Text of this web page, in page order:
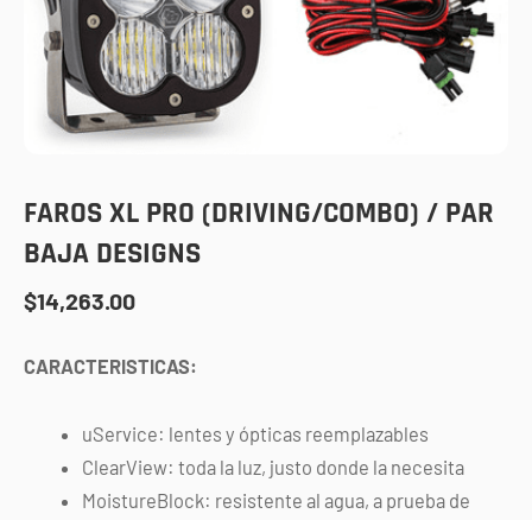
FAROS XL PRO (DRIVING/COMBO) / PAR
BAJA DESIGNS
$14,263.00
CARACTERISTICAS:
uService: lentes y ópticas reemplazables
ClearView: toda la luz, justo donde la necesita
MoistureBlock: resistente al agua, a prueba de